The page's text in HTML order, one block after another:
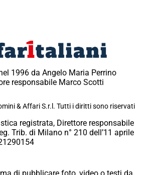
1996 da Angelo Maria Perrino
responsabile Marco Scotti
& Affari S.r.l. Tutti i diritti sono riservati
registrata, Direttore responsabile
Trib. di Milano n° 210 dell’11 aprile